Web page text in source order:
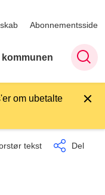
Abonnementsside
kommunen
om ubetalte
tekst Del